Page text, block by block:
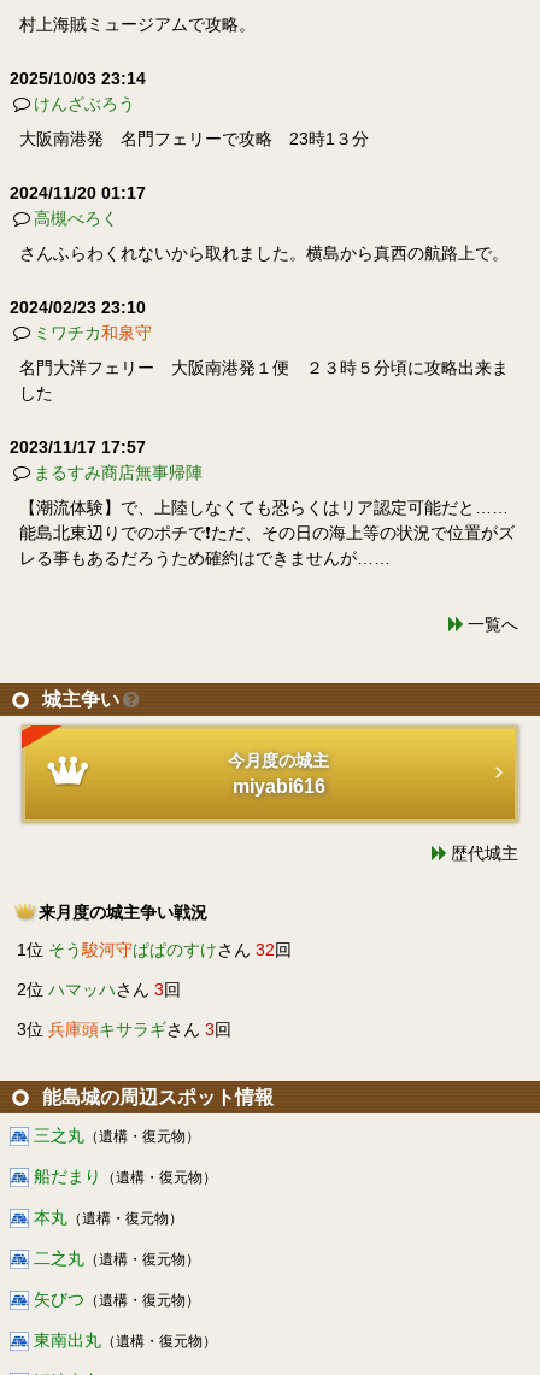
村上海賊ミュージアムで攻略。
2025/10/03 23:14
けんざぶろう
大阪南港発 名門フェリーで攻略 23時1３分
2024/11/20 01:17
高槻べろく
さんふらわくれないから取れました。横島から真西の航路上で。
2024/02/23 23:10
ミワチカ和泉守
名門大洋フェリー 大阪南港発１便 ２３時５分頃に攻略出来ま
した
2023/11/17 17:57
まるすみ商店無事帰陣
【潮流体験】で、上陸しなくても恐らくはリア認定可能だと……
能島北東辺りでのポチで❗ただ、その日の海上等の状況で位置がズ
レる事もあるだろうため確約はできませんが……
一覧へ
城主争い
今月度の城主
miyabi616
歴代城主
来月度の城主争い戦況
1位 そう駿河守ぱぱのすけさん 32回
2位 ハマッハさん 3回
3位 兵庫頭キサラギさん 3回
能島城の周辺スポット情報
三之丸 （遺構・復元物）
船だまり （遺構・復元物）
本丸 （遺構・復元物）
二之丸 （遺構・復元物）
矢びつ （遺構・復元物）
東南出丸 （遺構・復元物）